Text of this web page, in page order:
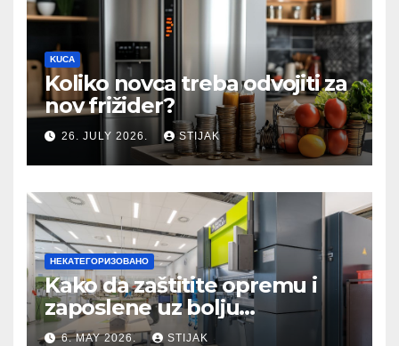
KUCA
Koliko novca treba odvojiti za
nov frižider?
26. JULY 2026. STIJAK
НЕКАТЕГОРИЗОВАНО
Kako da zaštitite opremu i
zaposlene uz bolju
organizaciju sistema
6. MAY 2026. STIJAK